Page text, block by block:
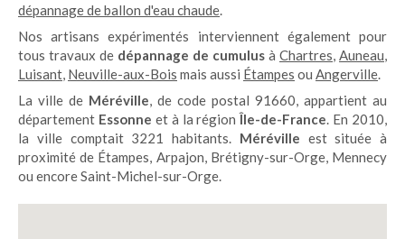
dépannage de ballon d'eau chaude.
Nos artisans expérimentés interviennent également pour
tous travaux de dépannage de cumulus à Chartres, Auneau,
Luisant, Neuville-aux-Bois mais aussi Étampes ou Angerville.
La ville de Méréville, de code postal 91660, appartient au
département Essonne et à la régionÎle-de-France. En 2010,
la ville comptait 3221 habitants. Méréville est située à
proximité de Étampes, Arpajon, Brétigny-sur-Orge, Mennecy
ou encore Saint-Michel-sur-Orge.